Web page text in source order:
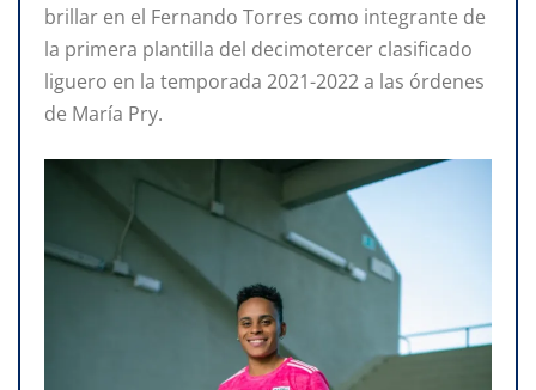
brillar en el Fernando Torres como integrante de
la primera plantilla del decimotercer clasificado
liguero en la temporada 2021-2022 a las órdenes
de María Pry.